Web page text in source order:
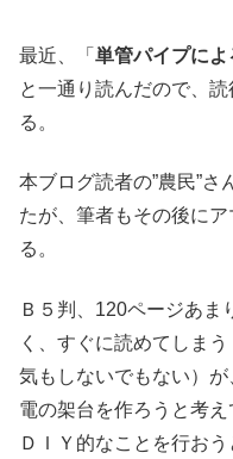
最近、「 単管パイプに
と一通り読んだので、
る。
本ブログ読者の”農民”
たが、筆者もその後に
る。
Ｂ５判、120ページあま
く、すぐに読めてしま
気もしないでもない）
電の架台を作ろうと考
ＤＩＹ的なことを行お